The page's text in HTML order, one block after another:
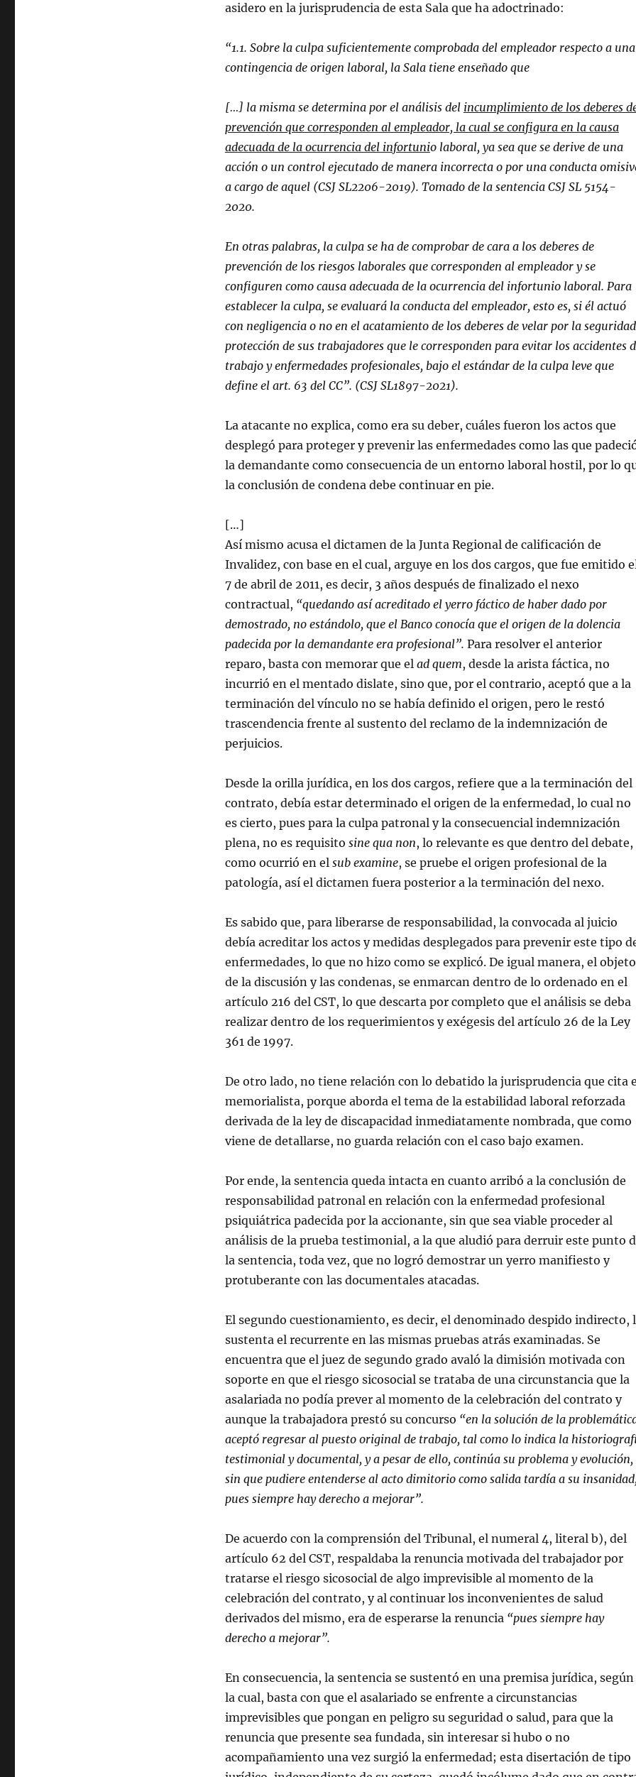
asidero en la jurisprudencia de esta Sala que ha adoctrinado:
“1.1. Sobre la culpa suficientemente comprobada del empleador respecto a una
contingencia de origen laboral, la Sala tiene enseñado que
[…] la misma se determina por el análisis del incumplimiento de los deberes
prevención que corresponden al empleador, la cual se configura en la causa
adecuada de la ocurrencia del infortunio laboral, ya sea que se derive de una
acción o un control ejecutado de manera incorrecta o por una conducta
a cargo de aquel (CSJ SL2206-2019). Tomado de la sentencia CSJ SL 5154-
2020.
En otras palabras, la culpa se ha de comprobar de cara a los deberes de
prevención de los riesgos laborales que corresponden al empleador y se
configuren como causa adecuada de la ocurrencia del infortunio laboral. Para
establecer la culpa, se evaluará la conducta del empleador, esto es, si él actuó
con negligencia o no en el acatamiento de los deberes de velar por la
protección de sus trabajadores que le corresponden para evitar los accidentes
trabajo y enfermedades profesionales, bajo el estándar de la culpa leve que
define el art. 63 del CC”. (CSJ SL1897-2021).
La atacante no explica, como era su deber, cuáles fueron los actos que
desplegó para proteger y prevenir las enfermedades como las que
la demandante como consecuencia de un entorno laboral hostil, por lo
la conclusión de condena debe continuar en pie.
[…]
Así mismo acusa el dictamen de la Junta Regional de calificación de
Invalidez, con base en el cual, arguye en los dos cargos, que fue emitido
7 de abril de 2011, es decir, 3 años después de finalizado el nexo
contractual, “quedando así acreditado el yerro fáctico de haber dado por
demostrado, no estándolo, que el Banco conocía que el origen de la dolencia
padecida por la demandante era profesional”. Para resolver el anterior
reparo, basta con memorar que el ad quem, desde la arista fáctica, no
incurrió en el mentado dislate, sino que, por el contrario, aceptó que a la
terminación del vínculo no se había definido el origen, pero le restó
trascendencia frente al sustento del reclamo de la indemnización de
perjuicios.
Desde la orilla jurídica, en los dos cargos, refiere que a la terminación del
contrato, debía estar determinado el origen de la enfermedad, lo cual no
es cierto, pues para la culpa patronal y la consecuencial indemnización
plena, no es requisito sine qua non, lo relevante es que dentro del debate,
como ocurrió en el sub examine, se pruebe el origen profesional de la
patología, así el dictamen fuera posterior a la terminación del nexo.
Es sabido que, para liberarse de responsabilidad, la convocada al juicio
debía acreditar los actos y medidas desplegados para prevenir este tipo
enfermedades, lo que no hizo como se explicó. De igual manera, el objeto
de la discusión y las condenas, se enmarcan dentro de lo ordenado en el
artículo 216 del CST, lo que descarta por completo que el análisis se deba
realizar dentro de los requerimientos y exégesis del artículo 26 de la Ley
361 de 1997.
De otro lado, no tiene relación con lo debatido la jurisprudencia que cita
memorialista, porque aborda el tema de la estabilidad laboral reforzada
derivada de la ley de discapacidad inmediatamente nombrada, que como
viene de detallarse, no guarda relación con el caso bajo examen.
Por ende, la sentencia queda intacta en cuanto arribó a la conclusión de
responsabilidad patronal en relación con la enfermedad profesional
psiquiátrica padecida por la accionante, sin que sea viable proceder al
análisis de la prueba testimonial, a la que aludió para derruir este punto
la sentencia, toda vez, que no logró demostrar un yerro manifiesto y
protuberante con las documentales atacadas.
El segundo cuestionamiento, es decir, el denominado despido indirecto,
sustenta el recurrente en las mismas pruebas atrás examinadas. Se
encuentra que el juez de segundo grado avaló la dimisión motivada con
soporte en que el riesgo sicosocial se trataba de una circunstancia que la
asalariada no podía prever al momento de la celebración del contrato y
aunque la trabajadora prestó su concurso “en la solución de la
aceptó regresar al puesto original de trabajo, tal como lo indica la
testimonial y documental, y a pesar de ello, continúa su problema y evolución,
sin que pudiere entenderse al acto dimitorio como salida tardía a su
pues siempre hay derecho a mejorar”.
De acuerdo con la comprensión del Tribunal, el numeral 4, literal b), del
artículo 62 del CST, respaldaba la renuncia motivada del trabajador por
tratarse el riesgo sicosocial de algo imprevisible al momento de la
celebración del contrato, y al continuar los inconvenientes de salud
derivados del mismo, era de esperarse la renuncia “pues siempre hay
derecho a mejorar”.
En consecuencia, la sentencia se sustentó en una premisa jurídica, según
la cual, basta con que el asalariado se enfrente a circunstancias
imprevisibles que pongan en peligro su seguridad o salud, para que la
renuncia que presente sea fundada, sin interesar si hubo o no
acompañamiento una vez surgió la enfermedad; esta disertación de tipo